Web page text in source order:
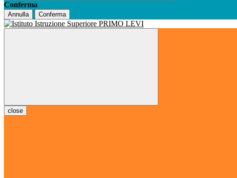
Conferma
Annulla Conferma
close